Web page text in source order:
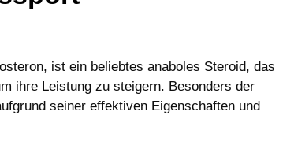
ist ein beliebtes anaboles Steroid, das
ihre Leistung zu steigern. Besonders der
seiner effektiven Eigenschaften und